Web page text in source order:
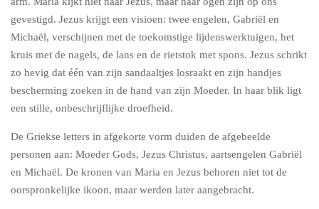
gevestigd. Jezus krijgt een visioen: twee engelen, Gabriël en
Michaël, verschijnen met de toekomstige lijdenswerktuigen, het
kruis met de nagels, de lans en de rietstok met spons. Jezus schrikt
zo hevig dat één van zijn sandaaltjes losraakt en zijn handjes
bescherming zoeken in de hand van zijn Moeder. In haar blik ligt
een stille, onbeschrijflijke droefheid.
De Griekse letters in afgekorte vorm duiden de afgebeelde
personen aan: Moeder Gods, Jezus Christus, aartsengelen Gabriël
en Michaël. De kronen van Maria en Jezus behoren niet tot de
oorspronkelijke ikoon, maar werden later aangebracht.